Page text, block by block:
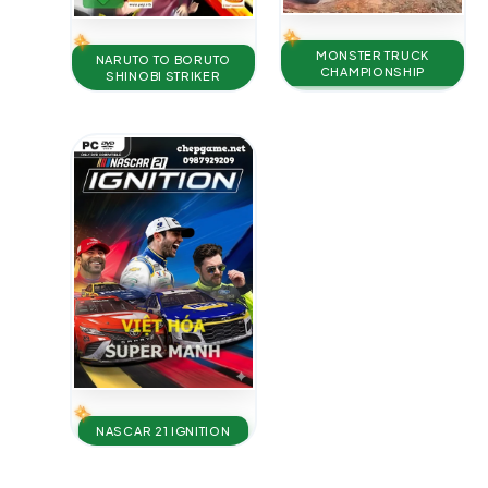
NARUTO TO BORUTO
SHINOBI STRIKER
MONSTER TRUCK
CHAMPIONSHIP
NASCAR 21 IGNITION